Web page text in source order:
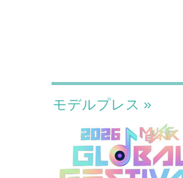
モデルプレス